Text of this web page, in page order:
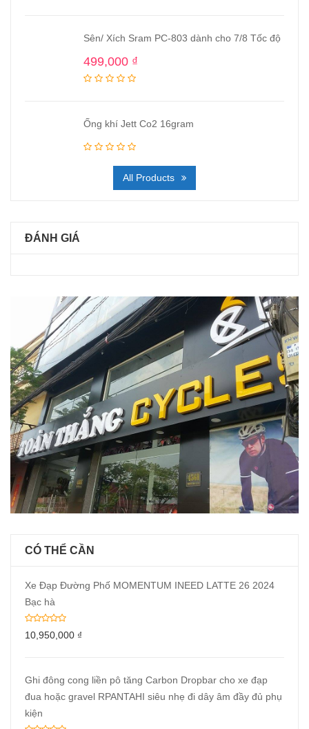
Sên/ Xích Sram PC-803 dành cho 7/8 Tốc độ
499,000 ₫
Ống khí Jett Co2 16gram
All Products
ĐÁNH GIÁ
CÓ THỂ CẦN
Xe Đạp Đường Phố MOMENTUM INEED LATTE 26 2024
Bạc hà
10,950,000 ₫
Ghi đông cong liền pô tăng Carbon Dropbar cho xe đạp
đua hoặc gravel RPANTAHI siêu nhẹ đi dây âm đầy đủ phụ
kiện